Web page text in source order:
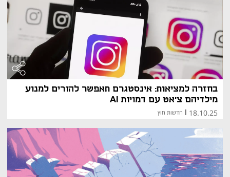
בחזרה למציאות: אינסטגרם תאפשר להורים למנוע
מילדיהם צ'אט עם דמויות AI
18.10.25 חדשות חוץ